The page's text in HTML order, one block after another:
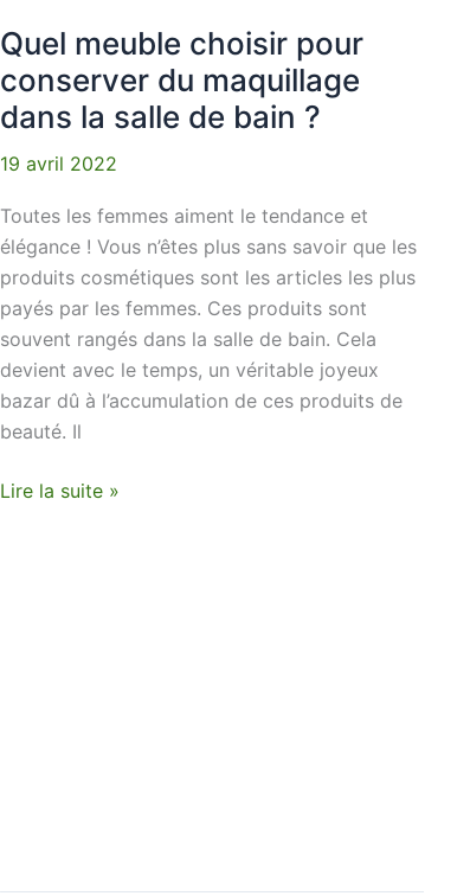
Quel meuble choisir pour
conserver du maquillage
dans la salle de bain ?
19 avril 2022
Toutes les femmes aiment le tendance et
élégance ! Vous n’êtes plus sans savoir que les
produits cosmétiques sont les articles les plus
payés par les femmes. Ces produits sont
souvent rangés dans la salle de bain. Cela
devient avec le temps, un véritable joyeux
bazar dû à l’accumulation de ces produits de
beauté. Il
salle
de
bain
?
Lire la suite »